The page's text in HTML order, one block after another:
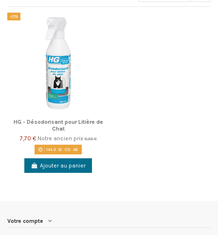
-10%
HG - Désodorisant pour Litière de
Chat
7,70 € Notre ancien prix8,55 €
144d. 16:09:46
Ajouter au panier
Votre compte